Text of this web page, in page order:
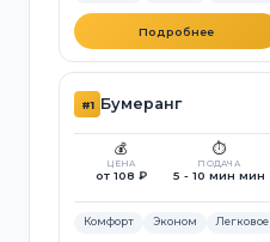
Подробнее
#1 Бумеранг
💰
ЦЕНА
от 108 ₽
⏱️
ПОДАЧА
5 - 10 мин мин
Комфорт Эконом Легковое